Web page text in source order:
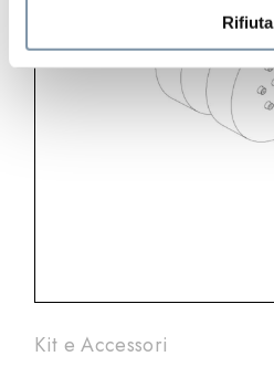
Rifiuta
Kit e Accessori